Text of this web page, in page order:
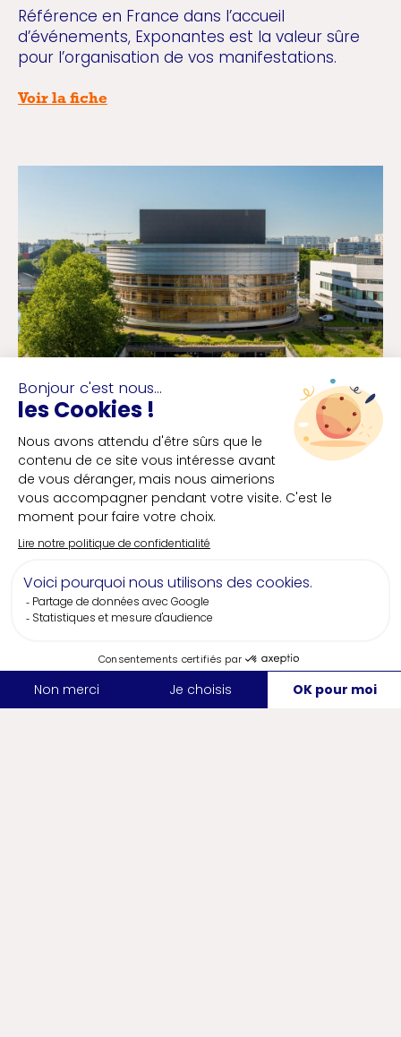
Référence en France dans l’accueil
d’événements, Exponantes est la valeur sûre
pour l’organisation de vos manifestations.
Voir la fiche
LA CITÉ DES CONGRÈS DE
Capacité4000 pers.
Située en plein cœur de Nantes et face à la
gare TGV, La Cité des Congrès de Nantes offre
manifestations de 200 à 4000 participants.